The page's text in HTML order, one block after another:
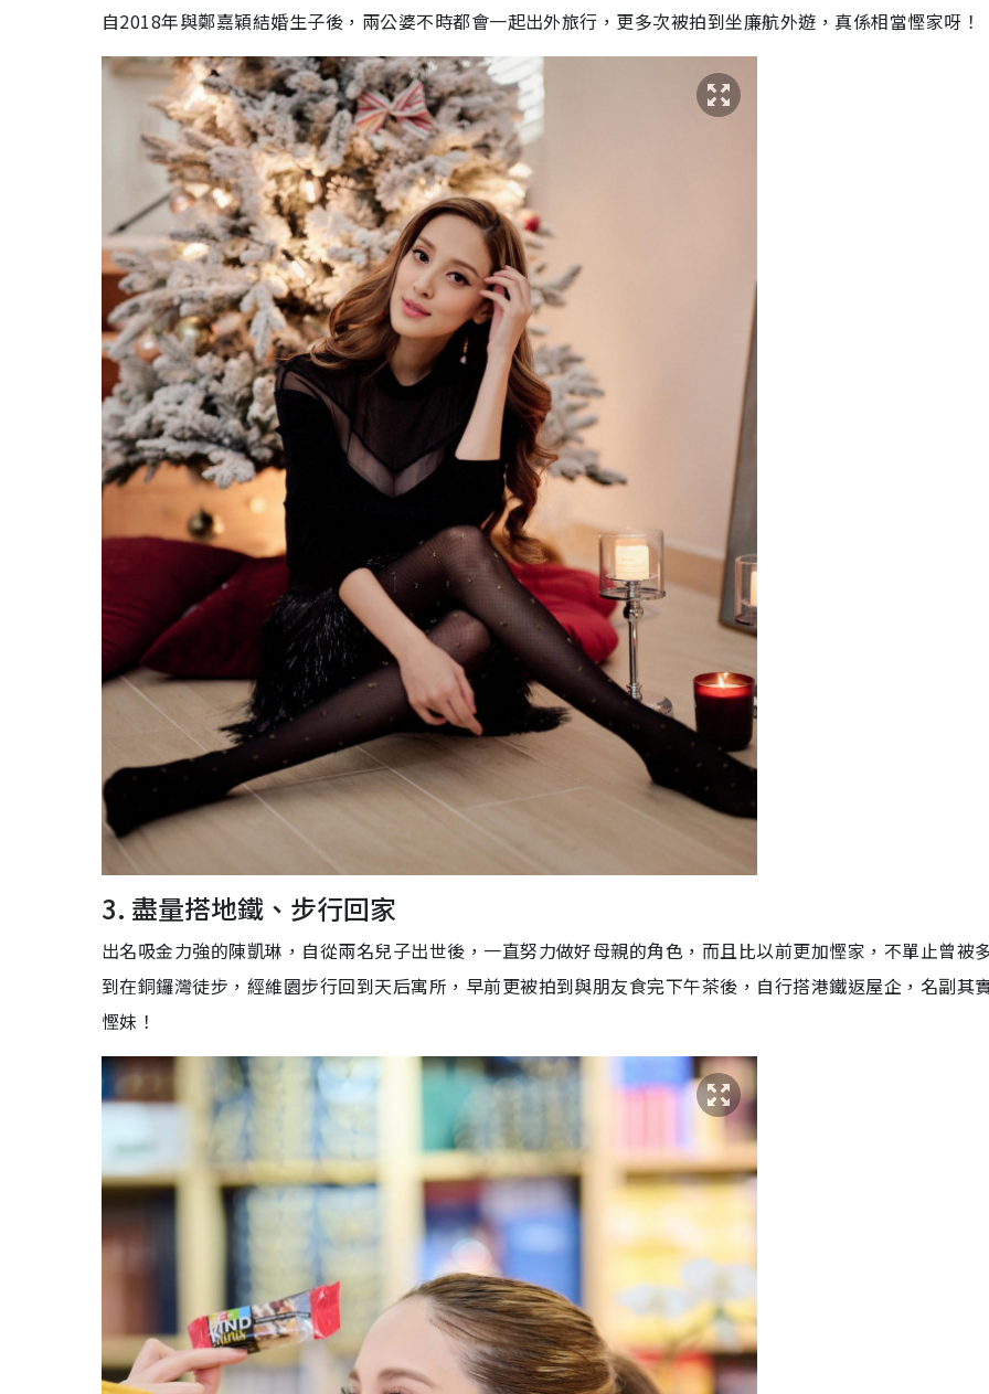
自2018年與鄭嘉穎結婚生子後，兩公婆不時都會一起出外旅行，更多次被拍到坐廉航外遊，真係相當慳家呀！
3. 盡量搭地鐵、步行回家
出名吸金力強的陳凱琳，自從兩名兒子出世後，一直努力做好母親的角色，而且比以前更加慳家，不單止曾被
到在銅鑼灣徒步，經維園步行回到天后寓所，早前更被拍到與朋友食完下午茶後，自行搭港鐵返屋企，名副其
慳妹！